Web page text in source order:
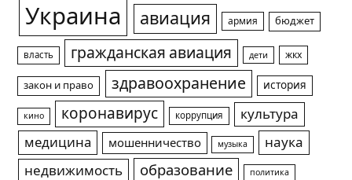
Украина авиация армия бюджет
власть гражданская авиация дети жкх
закон и право здравоохранение история
кино коронавирус коррупция
культура
медицина
мошенничество музыка
наука
недвижимость
образование политика